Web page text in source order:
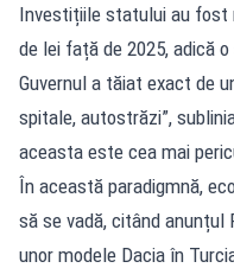
Investițiile statului au fost
de lei față de 2025, adică o
Guvernul a tăiat exact de
spitale, autostrăzi”,
aceasta este cea mai
În această paradigmnă,
să se vadă, citând anunțul
unor modele Dacia în